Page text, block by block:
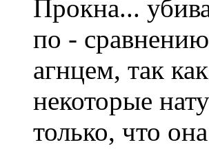
Прокна...
по -
агнцем, так
некоторые
только, что